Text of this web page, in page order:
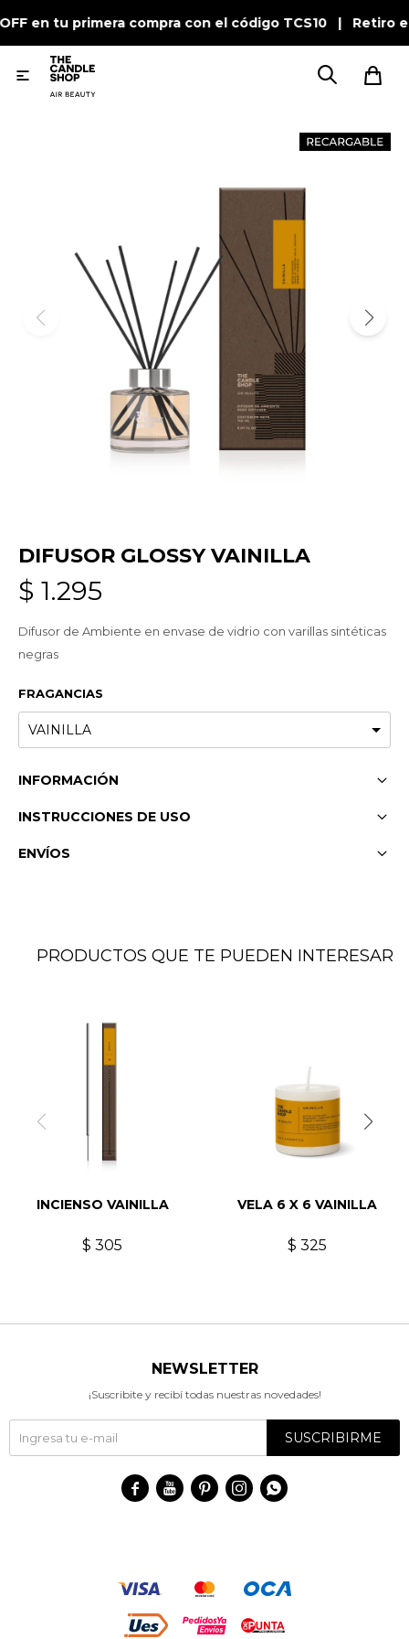
en tu primera compra con el código TCS10 | Retiro

DIFUSOR GLOSSY VAINILLA
$ 1.295
Difusor de Ambiente en envase de vidrio con varillas sintéticas
negras
FRAGANCIAS
INFORMACIÓN
INSTRUCCIONES DE USO
ENVÍOS
PRODUCTOS QUE TE PUEDEN INTERESAR
INCIENSO VAINILLA
$ 305
VELA 6 X 6 VAINILLA
$ 325
NEWSLETTER
¡Suscribite y recibí todas nuestras novedades!
SUSCRIBIRME
    